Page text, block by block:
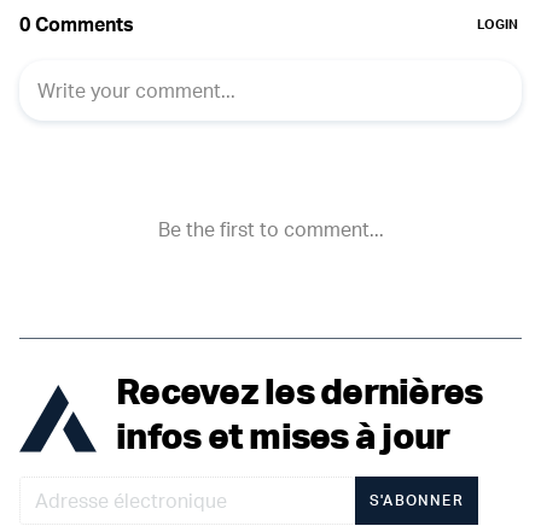
Recevez les dernières
infos et mises à jour
S'ABONNER